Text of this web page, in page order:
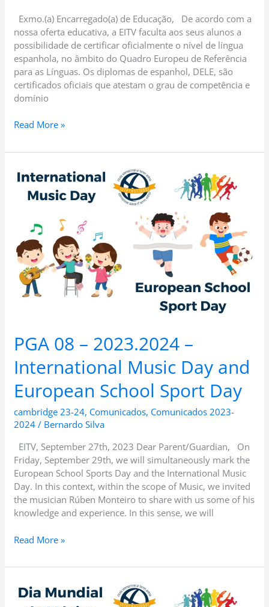
Exmo.(a) Encarregado(a) de Educação, De acordo com a
nossa oferta educativa, a EITV faculta aos seus alunos a
possibilidade de certificar oficialmente o nível de língua
espanhola, no âmbito do Quadro Europeu de Referência
para as Línguas. Os diplomas de espanhol, DELE, são
certificados oficiais que atestam o grau de competência e
domínio
Read More »
PGA 08 – 2023.2024 –
International Music Day and
European School Sport Day
cambridge 23-24, Comunicados, Comunicados 2023-
2024 / Bernardo Silva
EITV, September 27th, 2023 Dear Parent/Guardian, On
Friday, September 29th, we will simultaneously mark the
European School Sports Day and the International Music
Day. In this context, within the scope of Music, we invited
the musician Rúben Monteiro to share with us some of his
knowledge and experience. In this sense, we will
PGA
08
International
Music
Day
and
European
Read More »
CEE:
15